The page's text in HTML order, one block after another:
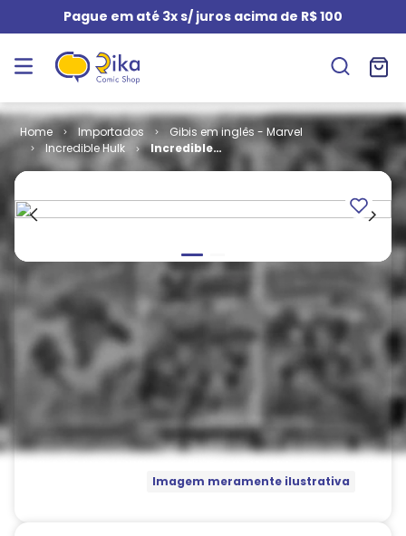
Pague em até 3x s/ juros acima de R$ 100
Importados
Gibis em inglês - Marvel
Incredible Hulk
Incredible
Hulk - Volume
Imagem meramente ilustrativa